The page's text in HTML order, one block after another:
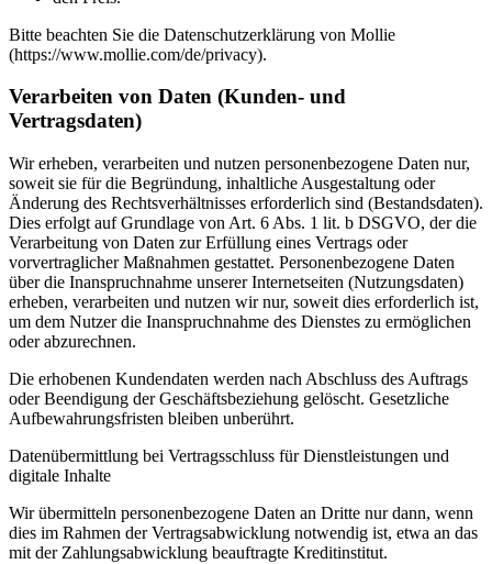
Bitte beachten Sie die Datenschutzerklärung von Mollie
(https://www.mollie.com/de/privacy).
Verarbeiten von Daten (Kunden- und
Vertragsdaten)
Wir erheben, verarbeiten und nutzen personenbezogene Daten nur,
soweit sie für die Begründung, inhaltliche Ausgestaltung oder
Änderung des Rechtsverhältnisses erforderlich sind (Bestandsdaten).
Dies erfolgt auf Grundlage von Art. 6 Abs. 1 lit. b DSGVO, der die
Verarbeitung von Daten zur Erfüllung eines Vertrags oder
vorvertraglicher Maßnahmen gestattet. Personenbezogene Daten
über die Inanspruchnahme unserer Internetseiten (Nutzungsdaten)
erheben, verarbeiten und nutzen wir nur, soweit dies erforderlich ist,
um dem Nutzer die Inanspruchnahme des Dienstes zu ermöglichen
oder abzurechnen.
Die erhobenen Kundendaten werden nach Abschluss des Auftrags
oder Beendigung der Geschäftsbeziehung gelöscht. Gesetzliche
Aufbewahrungsfristen bleiben unberührt.
Datenübermittlung bei Vertragsschluss für Dienstleistungen und
digitale Inhalte
Wir übermitteln personenbezogene Daten an Dritte nur dann, wenn
dies im Rahmen der Vertragsabwicklung notwendig ist, etwa an das
mit der Zahlungsabwicklung beauftragte Kreditinstitut.